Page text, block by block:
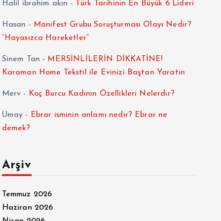
Halil ibrahim akın - Türk Tarihinin En Büyük 6 Lideri
Hasan - Manifest Grubu Soruşturması Olayı Nedir?
“Hayasızca Hareketler”
Sinem Tan - MERSİNLİLERİN DİKKATİNE!
Karaman Home Tekstil ile Evinizi Baştan Yaratın
Merv - Koç Burcu Kadının Özellikleri Nelerdir?
Umay -
Ebrar isminin anlamı nedir? Ebrar ne
demek?
Arşiv
Temmuz 2026
Haziran 2026